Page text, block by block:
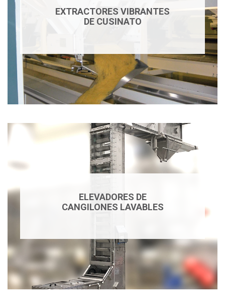
EXTRACTORES VIBRANTES
DE CUSINATO
ELEVADORES DE
CANGILONES LAVABLES